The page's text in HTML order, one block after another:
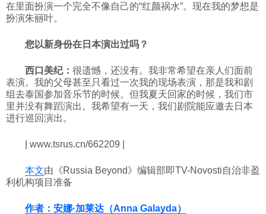
在里面扮演一个完全不像自己的“红颜祸水”。现在我的梦想是
扮演朱丽叶。
您以新身份在日本演出过吗？
西口美纪： 很遗憾，还没有。我非常希望在亲人们面前
表演。我的父母甚至只看过一次我的现场表演，那是我和剧
组去泰国参加音乐节的时候。但我夏天回家的时候，我们市
里并没有舞蹈演出。我希望有一天，我们剧院能应邀去日本
进行巡回演出。
| www.tsrus.cn/662209 |
本文由《Russia Beyond》编辑部即TV-Novosti自治非盈
利机构项目准备
作者：安娜·加莱达（Anna Galayda）